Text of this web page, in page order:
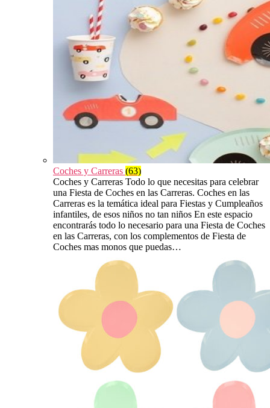
Coches y Carreras (63)
Coches y Carreras Todo lo que necesitas para celebrar
una Fiesta de Coches en las Carreras. Coches en las
Carreras es la temática ideal para Fiestas y Cumpleaños
infantiles, de esos niños no tan niños En este espacio
encontrarás todo lo necesario para una Fiesta de Coches
en las Carreras, con los complementos de Fiesta de
Coches mas monos que puedas…